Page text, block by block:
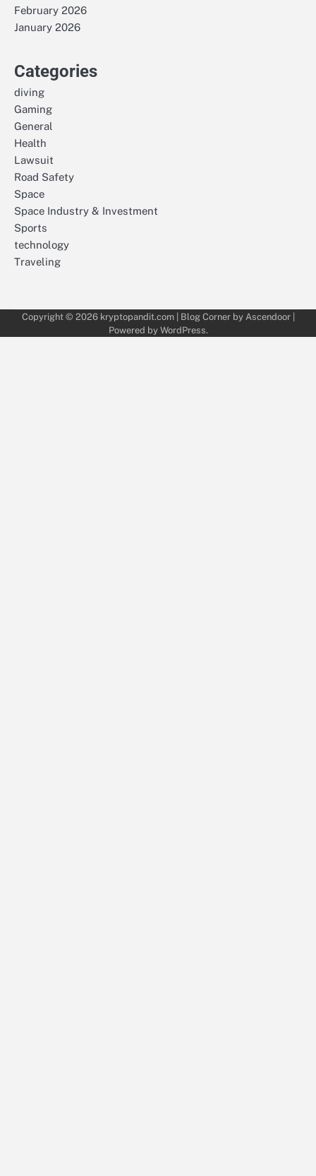
February 2026
January 2026
Categories
diving
Gaming
General
Health
Lawsuit
Road Safety
Space
Space Industry & Investment
Sports
technology
Traveling
Copyright © 2026 kryptopandit.com| Blog Corner by Ascendoor|
Powered by WordPress.